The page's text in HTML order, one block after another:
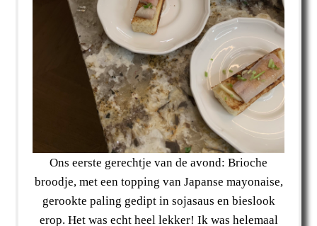
Ons eerste gerechtje van de avond: Brioche
broodje, met een topping van Japanse mayonaise,
gerookte paling gedipt in sojasaus en bieslook
erop. Het was echt heel lekker! Ik was helemaal